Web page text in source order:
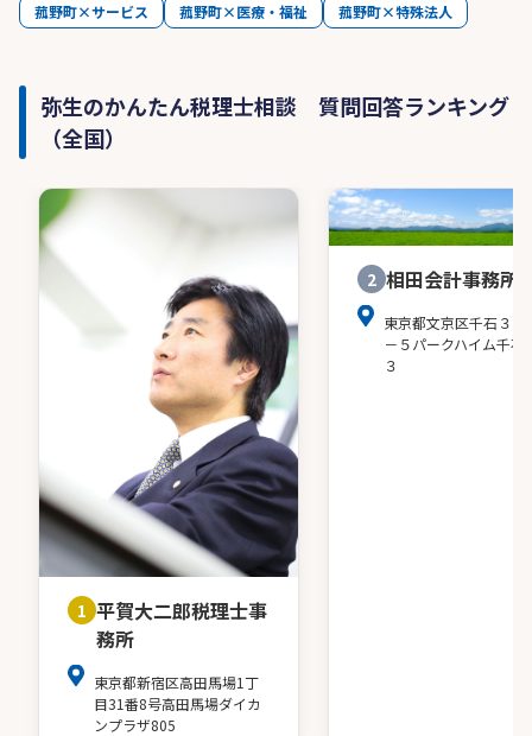
菰野町×サービス 菰野町×医療・福祉 菰野町×特殊法人
弥生のかんたん税理士相談 質問回答ランキング
（全国）
1 平賀大二郎税理士事
務所
東京都新宿区高田馬場1丁
目31番8号高田馬場ダイカ
ンプラザ805
2 相田会計事務所
東京都文京区千石３－
－５パークハイム千石
３